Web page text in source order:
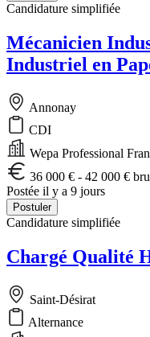
Candidature simplifiée
Mécanicien
Industriel en
Annonay
CDI
Wepa Professional
36 000 € - 42 000 €
Postée il y a 9 jours
Postuler
Candidature simplifiée
Chargé Qualité
Saint-Désirat
Alternance